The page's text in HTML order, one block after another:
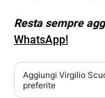
Resta sempre
WhatsApp!
Aggiungi Virgilio
preferite